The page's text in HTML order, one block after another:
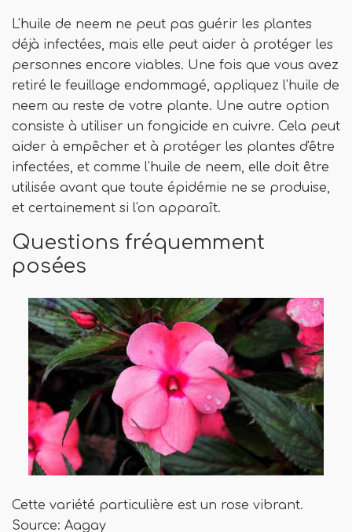
L'huile de neem ne peut pas guérir les plantes
déjà infectées, mais elle peut aider à protéger les
personnes encore viables. Une fois que vous avez
retiré le feuillage endommagé, appliquez l'huile de
neem au reste de votre plante. Une autre option
consiste à utiliser un fongicide en cuivre. Cela peut
aider à empêcher et à protéger les plantes d'être
infectées, et comme l'huile de neem, elle doit être
utilisée avant que toute épidémie ne se produise,
et certainement si l'on apparaît.
Questions fréquemment
posées
Cette variété particulière est un rose vibrant.
Source: Aagay